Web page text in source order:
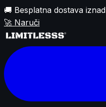
🚚 Besplatna dostava
🚀 Naruči